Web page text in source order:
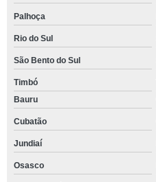
Palhoça
Rio do Sul
São Bento do Sul
Timbó
Bauru
Cubatão
Jundiaí
Osasco